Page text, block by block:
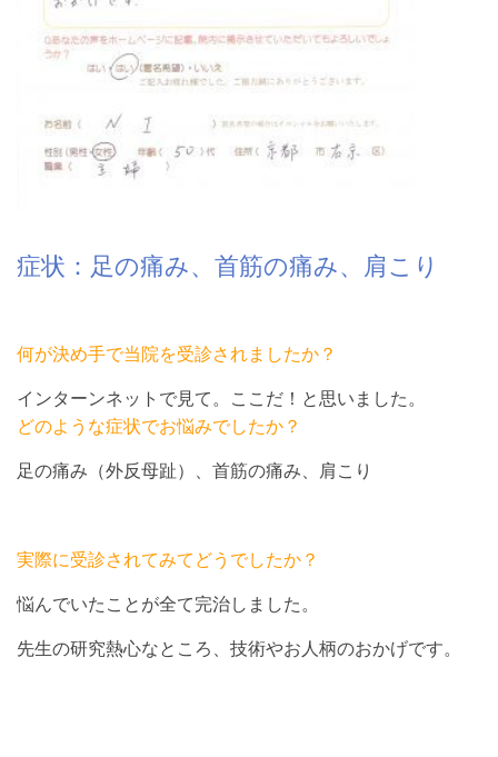
症状：足の痛み、首筋の痛み、肩こり
何が決め手で当院を受診されましたか？
インターンネットで見て。ここだ！と思いました。
どのような症状でお悩みでしたか？
足の痛み（外反母趾）、首筋の痛み、肩こり
実際に受診されてみてどうでしたか？
悩んでいたことが全て完治しました。
先生の研究熱心なところ、技術やお人柄のおかげです。